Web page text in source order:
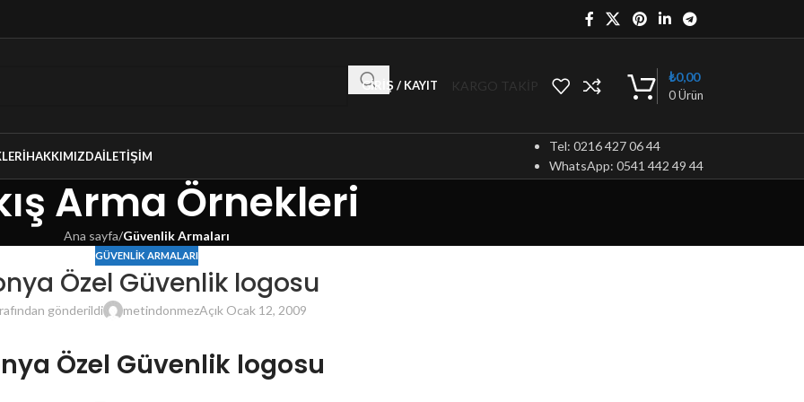
GIRIŞ / KAYIT KARGO TAKİP
0Ürün
₺0,00
HAKKIMIZDAİLETIŞIM
Tel: 0216 427 06 44
WhatsApp: 0541 442 49 44
Arma Örnekleri
Ana sayfa/Güvenlik Armaları
GÜVENLIK ARMALARI
Özel Güvenlik logosu
gönderildi metindonmezAçık Ocak 12, 2009
Özel Güvenlik logosu